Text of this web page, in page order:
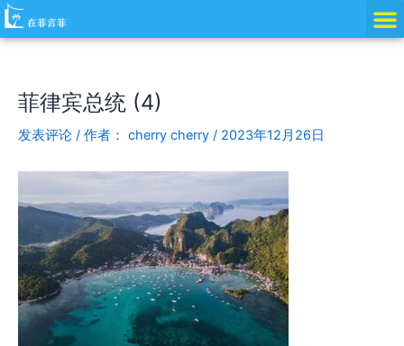
跳
至
菲律宾总统 (4)
发表评论 / 作者： cherry cherry / 2023年12月26日
Post
navigation